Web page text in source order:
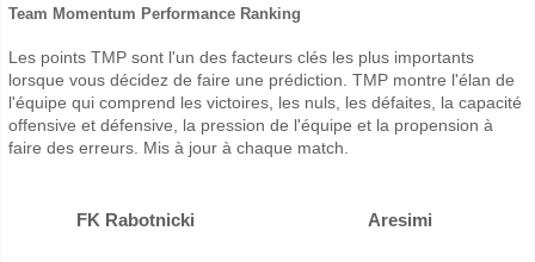
Team Momentum Performance Ranking
Les points TMP sont l'un des facteurs clés les plus importants
lorsque vous décidez de faire une prédiction. TMP montre l'élan de
l'équipe qui comprend les victoires, les nuls, les défaites, la capacité
offensive et défensive, la pression de l'équipe et la propension à
faire des erreurs. Mis à jour à chaque match.
FK Rabotnicki Aresimi